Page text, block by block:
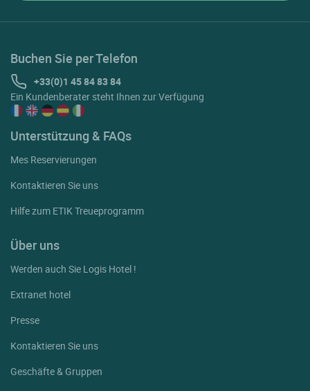
Buchen Sie per Telefon
+33(0)1 45 84 83 84
Ein Kundenberater steht Ihnen zur Verfügung
Unterstützung & FAQs
Mes Reservierungen
Kontaktieren Sie uns
Hilfe zum ETIK Treueprogramm
Über uns
Werden auch Sie Logis Hotel !
Extranet hotel
Presse
Kontaktieren Sie uns
Geschäfte & Gruppen